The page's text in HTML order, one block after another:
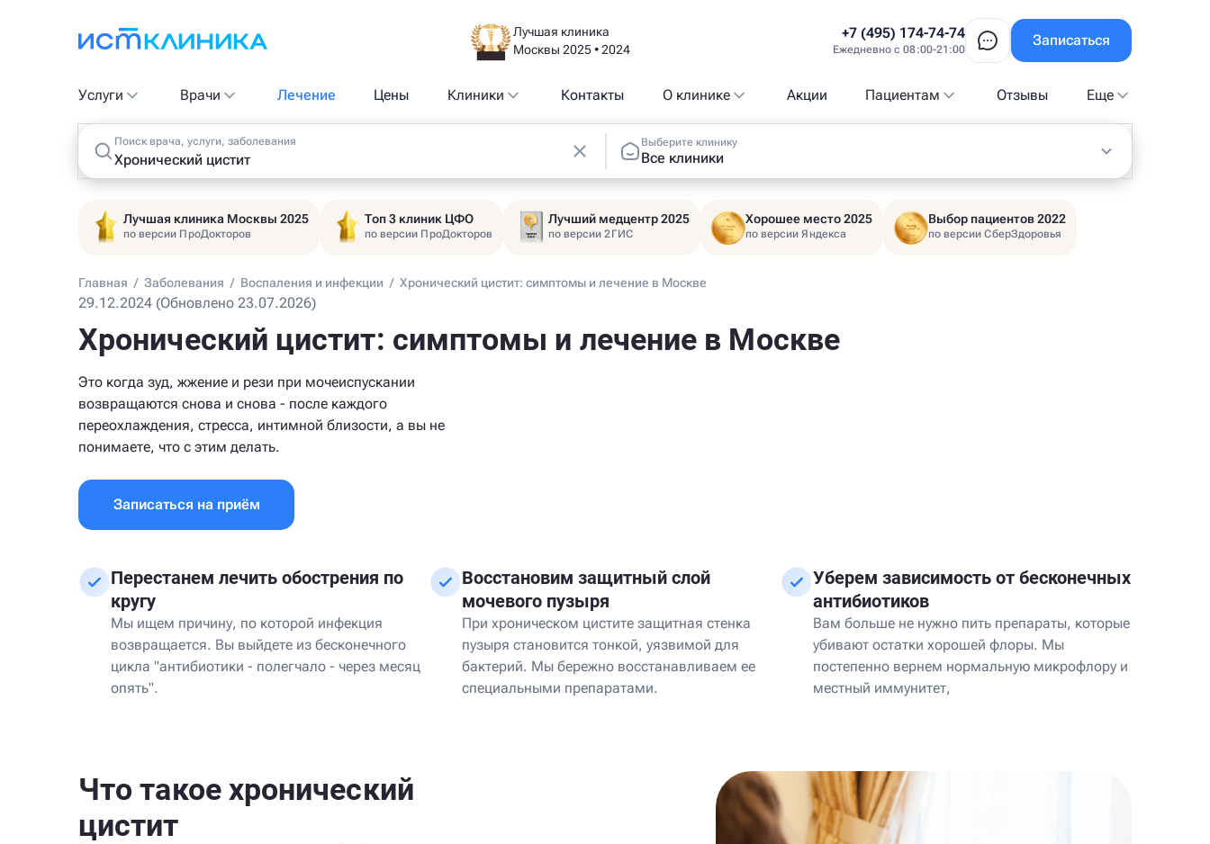
Лучшая клиника
Москвы 2025 • 2024
+7 (495) 174-74-74
Ежедневно с 08:00-21:00
Записаться
Услуги Врачи Лечение Цены Клиники Контакты О клинике Акции Пациентам Отзывы Еще
Поиск врача, услуги, заболевания Выберите клинику
Все клиники
Лучшая клиника Москвы 2025
по версии ПроДокторов
Топ 3 клиник ЦФО
по версии ПроДокторов
Лучший медцентр 2025
по версии 2ГИС
Хорошее место 2025
по версии Яндекса
Выбор пациентов 2022
по версии СберЗдоровья
Главная / Заболевания / Воспаления и инфекции / Хронический цистит: симптомы и лечение в Москве
29.12.2024 (Обновлено 23.07.2026)
Хронический цистит: симптомы и лечение в Москве
Это когда зуд, жжение и рези при мочеиспускании
возвращаются снова и снова - после каждого
переохлаждения, стресса, интимной близости, а вы не
понимаете, что с этим делать.
Записаться на приём
Перестанем лечить обострения по
кругу
Мы ищем причину, по которой инфекция
возвращается. Вы выйдете из бесконечного
цикла "антибиотики - полегчало - через месяц
опять".
Восстановим защитный слой
мочевого пузыря
При хроническом цистите защитная стенка
пузыря становится тонкой, уязвимой для
бактерий. Мы бережно восстанавливаем ее
специальными препаратами.
Уберем зависимость от бесконечных
антибиотиков
Вам больше не нужно пить препараты, которые
убивают остатки хорошей флоры. Мы
постепенно вернем нормальную микрофлору и
местный иммунитет,
Что такое хронический
цистит